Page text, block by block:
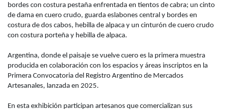
bordes con costura pestaña enfrentada en tientos de cabra; un cinto
de dama en cuero crudo, guarda eslabones central y bordes en
costura de dos cabos, hebilla de alpaca y un cinturón de cuero crudo
con costura porteña y hebilla de alpaca.
Argentina, donde el paisaje se vuelve cuero es la primera muestra
producida en colaboración con los espacios y áreas inscriptos en la
Primera Convocatoria del Registro Argentino de Mercados
Artesanales, lanzada en 2025.
En esta exhibición participan artesanos que comercializan sus